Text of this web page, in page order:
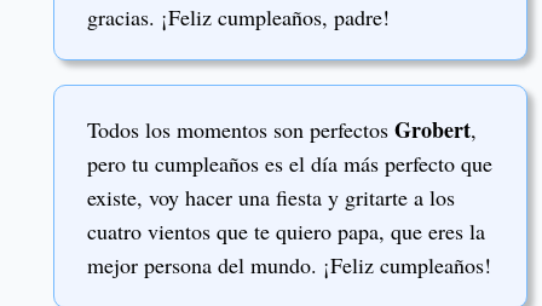
gracias. ¡Feliz cumpleaños, padre!
Todos los momentos son perfectos Grobert,
pero tu cumpleaños es el día más perfecto que
existe, voy hacer una fiesta y gritarte a los
cuatro vientos que te quiero papa, que eres la
mejor persona del mundo. ¡Feliz cumpleaños!